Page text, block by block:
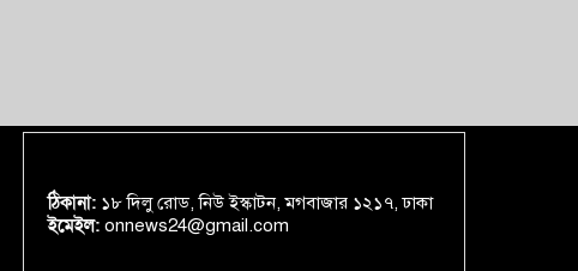
ঠিকানা:১৮ দিলু রোড, নিউ ইস্কাটন, মগবাজার ১২১৭, ঢাকা
ইমেইল:onnews24@gmail.com